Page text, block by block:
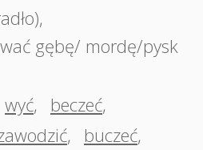
,
gębę/ mordę/pysk
wyć, beczeć,
, buczeć,